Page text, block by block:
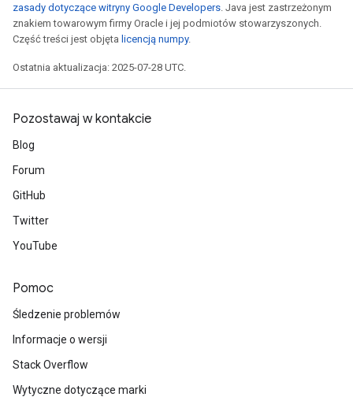
zasady dotyczące witryny Google Developers. Java jest zastrzeżonym
znakiem towarowym firmy Oracle i jej podmiotów stowarzyszonych.
Część treści jest objęta licencją numpy.
Ostatnia aktualizacja: 2025-07-28 UTC.
Pozostawaj w kontakcie
Blog
Forum
GitHub
Twitter
YouTube
Pomoc
Śledzenie problemów
Informacje o wersji
Stack Overflow
Wytyczne dotyczące marki